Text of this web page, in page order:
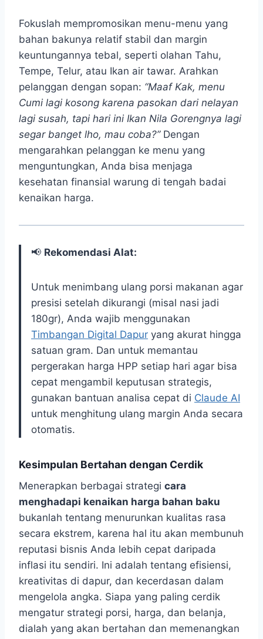
Fokuslah mempromosikan menu-menu yang
bahan bakunya relatif stabil dan margin
keuntungannya tebal, seperti olahan Tahu,
Tempe, Telur, atau Ikan air tawar. Arahkan
pelanggan dengan sopan: “Maaf Kak, menu
Cumi lagi kosong karena pasokan dari nelayan
lagi susah, tapi hari ini Ikan Nila Gorengnya lagi
segar banget lho, mau coba?”Dengan
mengarahkan pelanggan ke menu yang
menguntungkan, Anda bisa menjaga
kesehatan finansial warung di tengah badai
kenaikan harga.
📢 Rekomendasi Alat:
Untuk menimbang ulang porsi makanan agar
presisi setelah dikurangi (misal nasi jadi
180gr), Anda wajib menggunakan
Timbangan Digital Dapur yang akurat hingga
satuan gram. Dan untuk memantau
pergerakan harga HPP setiap hari agar bisa
cepat mengambil keputusan strategis,
gunakan bantuan analisa cepat di Claude AI
untuk menghitung ulang margin Anda secara
otomatis.
Kesimpulan Bertahan dengan Cerdik
Menerapkan berbagai strategi cara
menghadapi kenaikan harga bahan baku
bukanlah tentang menurunkan kualitas rasa
secara ekstrem, karena hal itu akan membunuh
reputasi bisnis Anda lebih cepat daripada
inflasi itu sendiri. Ini adalah tentang efisiensi,
kreativitas di dapur, dan kecerdasan dalam
mengelola angka. Siapa yang paling cerdik
mengatur strategi porsi, harga, dan belanja,
dialah yang akan bertahan dan memenangkan